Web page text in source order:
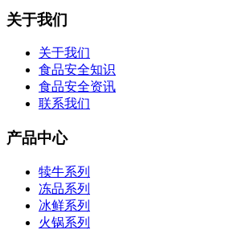
关于我们
关于我们
食品安全知识
食品安全资讯
联系我们
产品中心
犊牛系列
冻品系列
冰鲜系列
火锅系列